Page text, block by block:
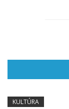
KULTÚRA